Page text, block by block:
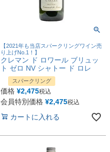
【2021年も当店スパークリングワイン売
り上げNo.1！】
クレマン ド ロワール ブリュッ
ト ゼロ NV シャトー ド ロレ
スパークリング
価格 ¥2,475税込
会員特別価格 ¥2,475税込
カートに入れる